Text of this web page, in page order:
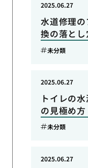
水道修理
換の落とし
2025.06.27
未分類
トイレの
の見極め方
2025.06.27
未分類
2025.06.27